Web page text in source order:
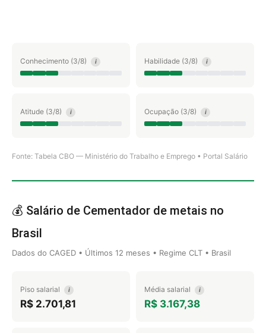
Conhecimento (3/8) i Habilidade (3/8) i
Atitude (3/8) i Ocupação (3/8) i
Fonte: Tabela CBO — Ministério do Trabalho e Emprego • Portal Salário
💰 Salário de Cementador de metais no
Brasil
Dados do CAGED • Últimos 12 meses • Regime CLT • Brasil
Piso salarial i
R$ 2.701,81
Média salarial i
R$ 3.167,38